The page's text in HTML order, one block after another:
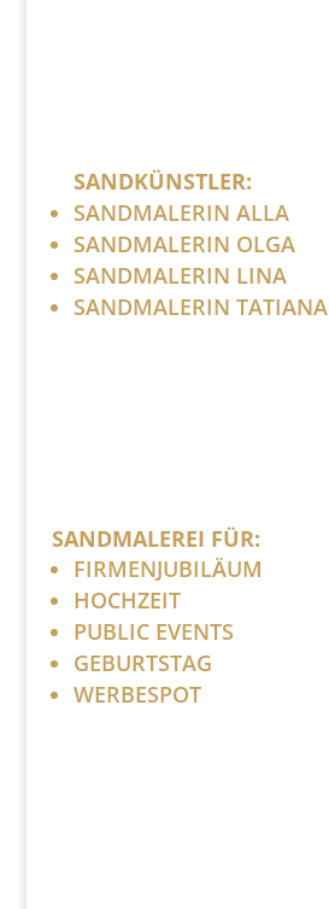
SANDKÜNSTLER:
SANDMALERIN ALLA
SANDMALERIN OLGA
SANDMALERIN LINA
SANDMALERIN TATIANA
SANDMALEREI FÜR:
FIRMENJUBILÄUM
HOCHZEIT
PUBLIC EVENTS
GEBURTSTAG
WERBESPOT